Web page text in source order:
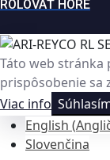
ROLOVAŤ HORE
Táto web stránka
prispôsobenie sa
Viac info
English (
Slovenčina